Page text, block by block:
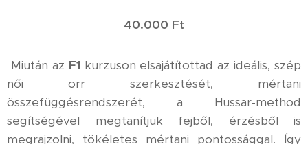
40.000 Ft
Miután az F1 kurzuson elsajátítottad az ideális, szép
női orr szerkesztését, mértani
összefüggésrendszerét, a Hussar-method
segítségével megtanítjuk fejből, érzésből is
megrajzolni, tökéletes mértani pontossággal. Így